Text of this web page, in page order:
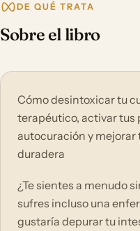
DE QUÉ TRATA
Sobre el libro
Cómo desintoxicar tu
terapéutico, activar tus
autocuración y mejorar
duradera
¿Te sientes a menudo
sufres incluso una
gustaría depurar tu